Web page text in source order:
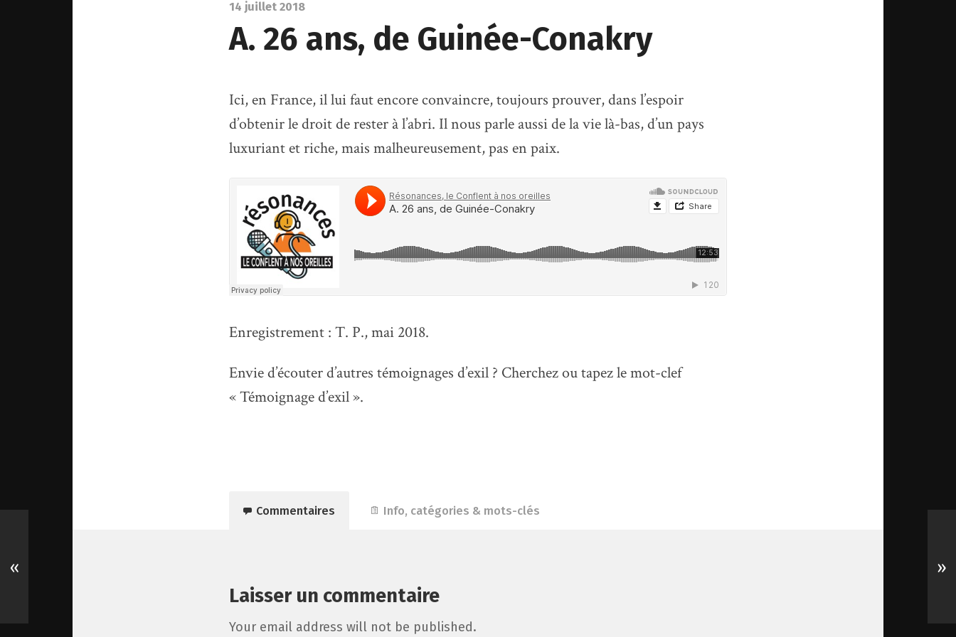
14 juillet 2018
A. 26 ans, de Guinée-Conakry
Ici, en France, il lui faut encore convaincre, toujours prouver, dans l’espoir
d’obtenir le droit de rester à l’abri. Il nous parle aussi de la vie là-bas, d’un pays
luxuriant et riche, mais malheureusement, pas en paix.
Enregistrement : T. P., mai 2018.
Envie d’écouter d’autres témoignages d’exil ? Cherchez ou tapez le mot-clef
« Témoignage d’exil ».
Commentaires Info, catégories & mots-clés
Laisser un commentaire
Your email address will not be published.
« »